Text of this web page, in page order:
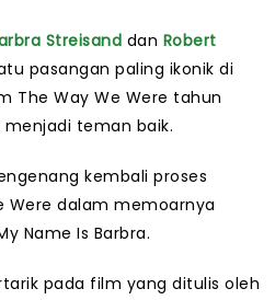
Streisand dan Robert
pasangan paling ikonik di
The Way We Were tahun
teman baik.
kembali proses
Were dalam memoarnya
Name Is Barbra.
pada film yang ditulis oleh